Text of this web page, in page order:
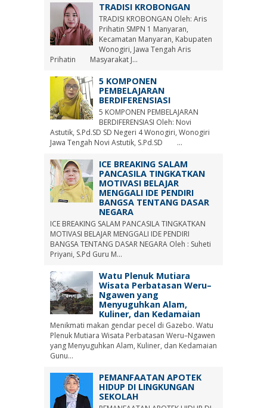
TRADISI KROBONGAN
TRADISI KROBONGAN Oleh: Aris
Prihatin SMPN 1 Manyaran,
Kecamatan Manyaran, Kabupaten
Wonogiri, Jawa Tengah Aris
Prihatin Masyarakat J...
5 KOMPONEN
PEMBELAJARAN
BERDIFERENSIASI
5 KOMPONEN PEMBELAJARAN
BERDIFERENSIASI Oleh: Novi
Astutik, S.Pd.SD SD Negeri 4 Wonogiri, Wonogiri
Jawa Tengah Novi Astutik, S.Pd.SD ...
ICE BREAKING SALAM
PANCASILA TINGKATKAN
MOTIVASI BELAJAR
MENGGALI IDE PENDIRI
BANGSA TENTANG DASAR
NEGARA
ICE BREAKING SALAM PANCASILA TINGKATKAN
MOTIVASI BELAJAR MENGGALI IDE PENDIRI
BANGSA TENTANG DASAR NEGARA Oleh : Suheti
Priyani, S.Pd Guru M...
Watu Plenuk Mutiara
Wisata Perbatasan Weru–
Ngawen yang
Menyuguhkan Alam,
Kuliner, dan Kedamaian
Menikmati makan gendar pecel di Gazebo. Watu
Plenuk Mutiara Wisata Perbatasan Weru–Ngawen
yang Menyuguhkan Alam, Kuliner, dan Kedamaian
Gunu...
PEMANFAATAN APOTEK
HIDUP DI LINGKUNGAN
SEKOLAH